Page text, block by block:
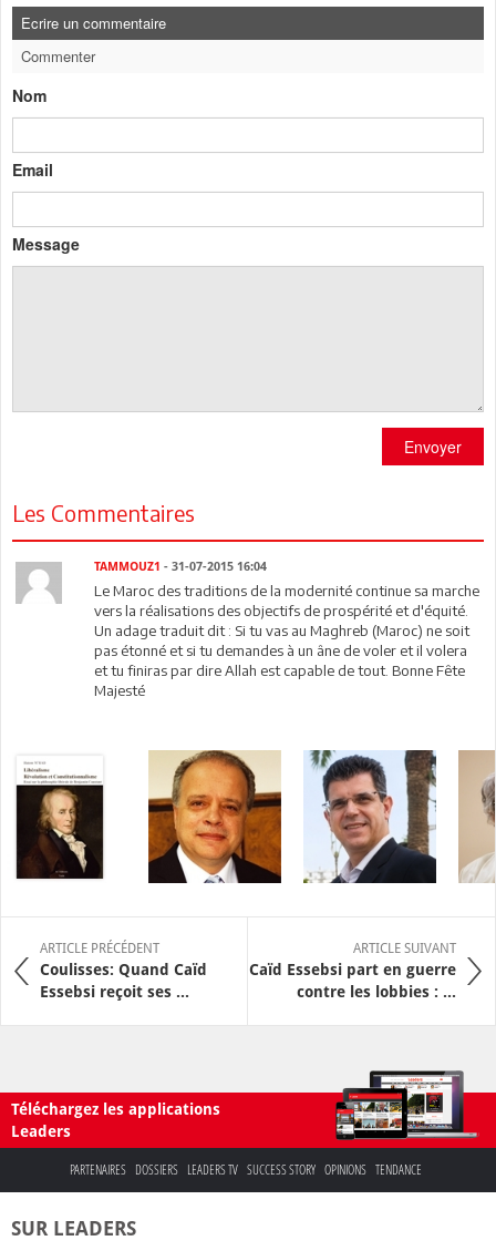
Ecrire un commentaire
Commenter
Nom
Email
Message
Envoyer
Les Commentaires
TAMMOUZ1 - 31-07-2015 16:04
Le Maroc des traditions de la modernité continue sa marche
vers la réalisations des objectifs de prospérité et d'équité.
Un adage traduit dit : Si tu vas au Maghreb (Maroc) ne soit
pas étonné et si tu demandes à un âne de voler et il volera
et tu finiras par dire Allah est capable de tout. Bonne Fête
Majesté
ARTICLE PRÉCÉDENT
Coulisses: Quand Caïd
Essebsi reçoit ses ...
ARTICLE SUIVANT
Caïd Essebsi part en guerre
contre les lobbies : ...
Téléchargez les applications
Leaders
PARTENAIRES DOSSIERS LEADERS TV SUCCESS STORY OPINIONS TENDANCE
SUR LEADERS